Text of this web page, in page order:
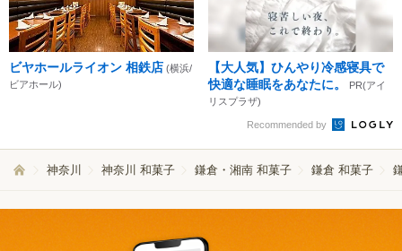
ビヤホールライオン 相鉄店 (横浜/
ビアホール)
【大人気】ひんやり冷感寝具で
快適な睡眠をあなたに。
PR(アイ
リスプラザ)
Recommended by
神奈川 神奈川 和菓子 鎌倉・湘南 和菓子 鎌倉 和菓子